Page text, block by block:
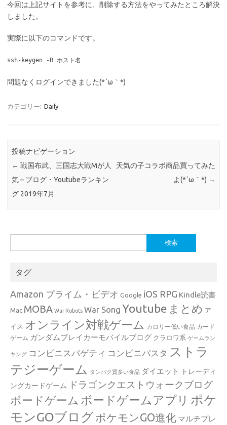
今回は上記サイトを参考に、削除する方法をやってみたところ解決
しました。
実際に以下のコマンドです。
ssh-keygen -R ホスト名
問題なくログインできました(*´ω｀*)
カテゴリー: Daily
投稿ナビゲーション
← 戦国布武、三国志大戦Mが人
気 – ブログ・Youtubeランキン
グ 2019年7月
天気の子コラボ商品買ってみた
よ(*´ω｀*) →
索:
タグ
Amazon プライム・ビデオ Google iOS RPG Kindle読書
Mac MOBA War Robots War Song Youtube まとめ ア
イス オンライン対戦ゲーム カロリー低い食品 カード
ゲーム ガンダムブレイカーモバイルブログ クラロワ系 ゲームラン
キング コンビニスパゲティ コンビニパスタ ストラ
テジーゲーム
タンパク質多い食品 ダイエット
トレーディ
ングカードゲーム
ドラゴンクエストウォークブログ
ボードゲーム ボードゲームアプリ ポケ
モンGOブログ ポケモンGO進化 マルチプレ